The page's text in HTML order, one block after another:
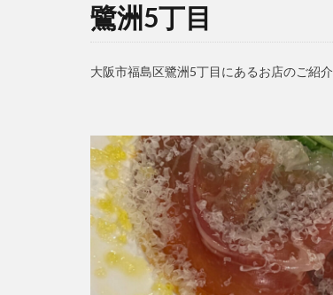
鷺洲5丁目
大阪市福島区鷺洲5丁目にあるお店のご紹介